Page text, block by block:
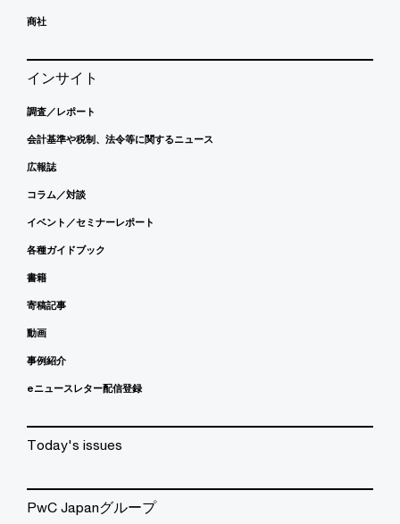
商社
インサイト
調査／レポート
会計基準や税制、法令等に関するニュース
広報誌
コラム／対談
イベント／セミナーレポート
各種ガイドブック
書籍
寄稿記事
動画
事例紹介
eニュースレター配信登録
Today's issues
PwC Japanグループ